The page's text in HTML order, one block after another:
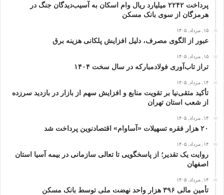
پرداخت ۲۲۴۲ میلیارد ریال وام اسکان به آسیب‌دیدگان جنگ در
هرمزگان از سوی بانک مسکن
۱۵, مرداد, ۱۴۰۵
عبور از الگوی مصرف، دلیل افزایش پلکانی هزینه برق
۱۵, مرداد, ۱۴۰۵
تراز تاب‌آوری فولادمبارکه در سال سخت ۱۴۰۴
۱۴, مرداد, ۱۴۰۵
تأکید متقی‌نیا بر تقویت منابع و افزایش سهم از بازار در بازدید سرزده
از شعب استان تهران
۱۴, مرداد, ۱۴۰۵
۲۰ هزار فقره تسهیلات «آساوام» اقتصادنوین پرداخت شد
۱۴, مرداد, ۱۴۰۵
روایت یک تقدیر؛ از پاسخگویی تا تعالی سازمانی در بیمه آسیا استان
اصفهان
۱۴, مرداد, ۱۴۰۵
تأمین مالی ۳۹۶ هزار واحد نهضت ملی توسط بانک مسکن